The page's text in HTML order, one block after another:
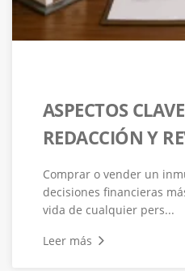
ASPECTOS
REDACCIÓN Y
Comprar o vender un
decisiones financieras
vida de cualquier pers...
Leer más